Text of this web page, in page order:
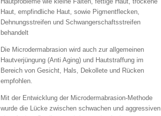
Haut, empfindliche Haut, sowie Pigmentflecken,
Dehnungsstreifen und Schwangerschaftsstreifen
behandelt
Die Microdermabrasion wird auch zur allgemeinen
Hautverjüngung (Anti Aging) und Hautstraffung im
Bereich von Gesicht, Hals, Dekollete und Rücken
empfohlen.
Mit der Entwicklung der Microdermabrasion-Methode
wurde die Lücke zwischen schwachen und aggressiven